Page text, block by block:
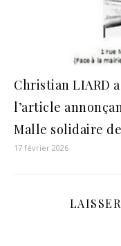
Christian LIARD
l’article
Malle solidaire
17 février 2026